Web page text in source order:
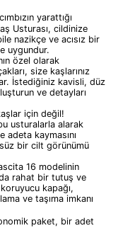
yarattığı
Usturası, cildinize
nazikçe ve acısız bir
uygundur.
özel olarak
size kaşlarınız
İstediğiniz kavisli, düz
ve detayları
için değil!
usturalarla alarak
adeta kaymasını
bir cilt görünümü
16 modelinin
rahat bir tutuş ve
kapağı,
ve taşıma imkanı
paket, bir adet